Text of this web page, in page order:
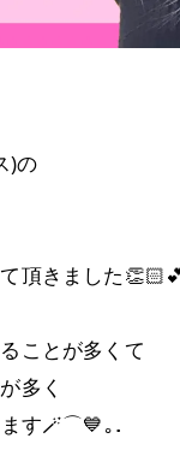
)の
頂きました
ことが多くて
多く
す🪄⌒💙｡．